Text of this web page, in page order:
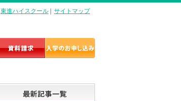
東進ハイスクール サイトマップ